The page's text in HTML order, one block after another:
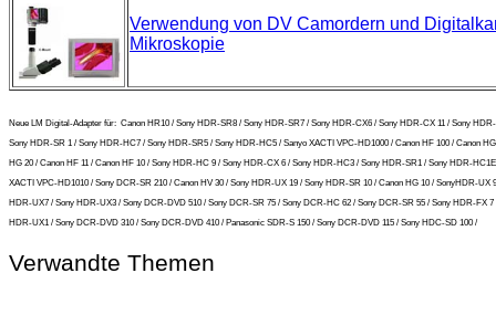
Verwendung von DV Camordern und
Mikroskopie
Neue LM Digital-Adapter für: Canon HR10 / Sony HDR-SR8 / Sony HDR-SR7 / Sony HDR-CX6 / Sony HDR-CX 11 / Sony HDR-
Sony HDR-SR 1 / Sony HDR-HC7 / Sony HDR-SR5 / Sony HDR-HC5 / Sanyo XACTI VPC-HD1000 / Canon HF 100 / Canon
HG 20 / Canon HF 11 / Canon HF 10 / Sony HDR-HC 9 / Sony HDR-CX 6 / Sony HDR-HC3 / Sony HDR-SR1 / Sony HDR-
XACTI VPC-HD1010 / Sony DCR-SR 210 / Canon HV 30 / Sony HDR-UX 19 / Sony HDR-SR 10 / Canon HG 10 / SonyHDR-UX
HDR-UX7 / Sony HDR-UX3 / Sony DCR-DVD 510 / Sony DCR-SR 75 / Sony DCR-HC 62 / Sony DCR-SR 55 / Sony HDR-FX 7
HDR-UX1 / Sony DCR-DVD 310 / Sony DCR-DVD 410 / Panasonic SDR-S 150 / Sony DCR-DVD 115 / Sony HDC-SD 100 /
Verwandte Themen